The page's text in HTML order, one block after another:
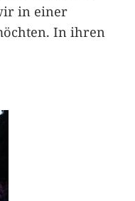
in einer
In ihren